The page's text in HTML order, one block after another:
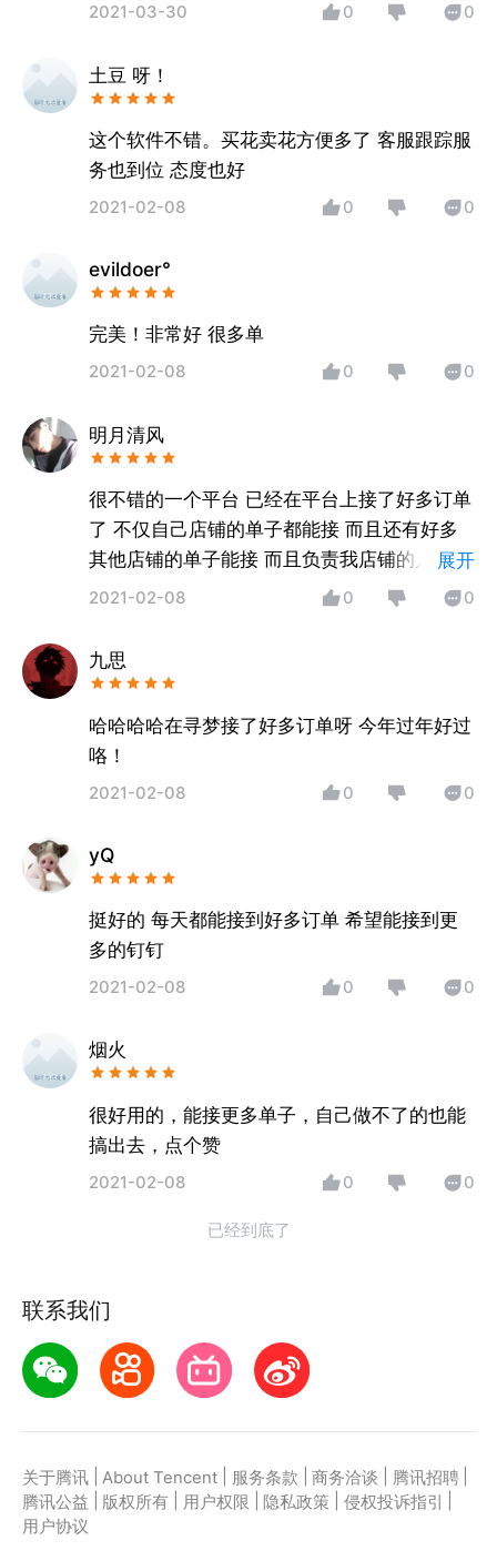
2021-03-30 0 0
土豆 呀！
这个软件不错。买花卖花方便多了 客服跟踪服
务也到位 态度也好
2021-02-08 0 0
evildoer°
完美！非常好 很多单
2021-02-08 0 0
明月清风
很不错的一个平台 已经在平台上接了好多订单
了 不仅自己店铺的单子都能接 而且还有好多
其他店铺的单子能接 而且负责我店铺的人也是
很好的 对于店铺的运营很上心 我有什么店铺
台一定给好评
展开
2021-02-08 0 0
九思
哈哈哈哈在寻梦接了好多订单呀 今年过年好过
咯！
2021-02-08 0 0
yQ
挺好的 每天都能接到好多订单 希望能接到更
多的钉钉
2021-02-08 0 0
烟火
很好用的，能接更多单子，自己做不了的也能
搞出去，点个赞
2021-02-08 0 0
已经到底了
联系我们
关于腾讯 About Tencent 服务条款 商务洽谈 腾讯招聘
腾讯公益
版权所有 用户权限 隐私政策 侵权投诉指引
用户协议